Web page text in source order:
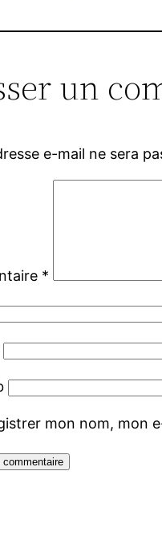
un
e-mail ne sera
*
mon nom, mon